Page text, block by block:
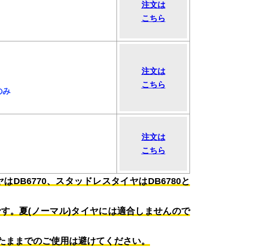
注文は
こちら
み
注文は
こちら
注文は
こちら
DB6770、スタッドレスタイヤはDB6780と
。夏(ノーマル)タイヤには適合しませんので
までのご使用は避けてください。